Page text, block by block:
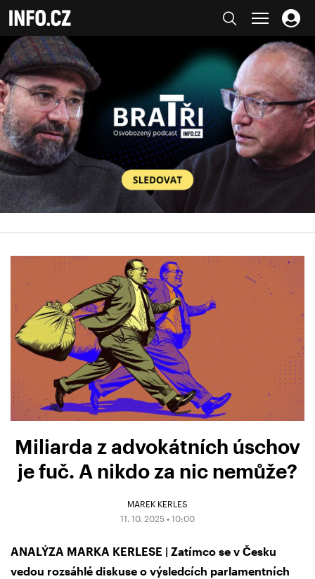
Miliarda z advokátních úschov
je fuč. A nikdo za nic nemůže?
MAREK KERLES
11. 10. 2025 • 10:00
ANALÝZA MARKA KERLESE | Zatímco se v Česku
vedou rozsáhlé diskuse o výsledcích parlamentních